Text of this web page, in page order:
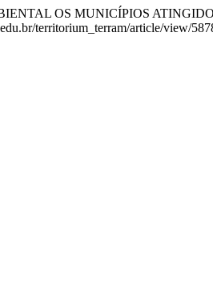
OS MUNICÍPIOS
territorium_terram/article/view/